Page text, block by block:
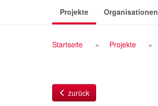
Projekte(aktiv)Organisationen
Breadcrumb
Startseite Projekte
zurück